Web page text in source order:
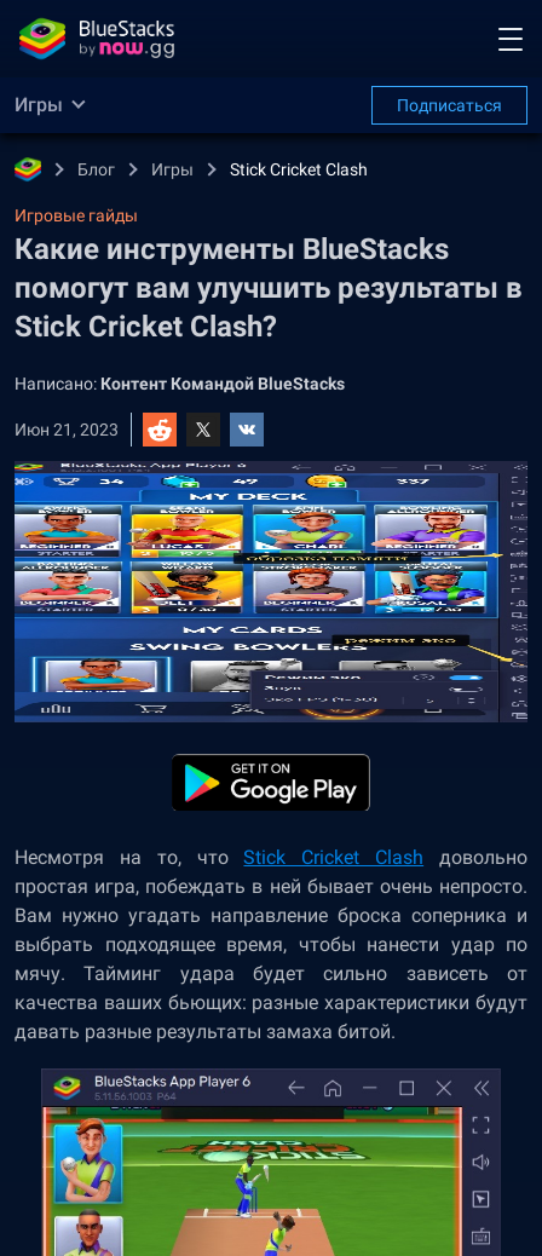
Игры Подписаться
Блог Игры Stick Cricket Clash
Игровые гайды
Какие инструменты BlueStacks
помогут вам улучшить результаты в
Stick Cricket Clash?
Написано: Контент Командой BlueStacks
Июн 21, 2023
Несмотря на то, чтоStick Cricket Clash довольно
простая игра, побеждать в ней бывает очень непросто.
Вам нужно угадать направление броска соперника и
выбрать подходящее время, чтобы нанести удар по
мячу. Тайминг удара будет сильно зависеть от
качества ваших бьющих: разные характеристики будут
давать разные результаты замаха битой.